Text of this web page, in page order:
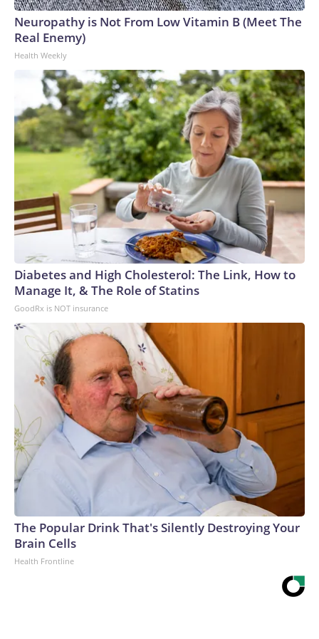
Neuropathy is Not From Low Vitamin B (Meet The
Real Enemy)
Health Weekly
Diabetes and High Cholesterol: The Link, How to
Manage It, & The Role of Statins
GoodRx is NOT insurance
The Popular Drink That's Silently Destroying Your
Brain Cells
Health Frontline